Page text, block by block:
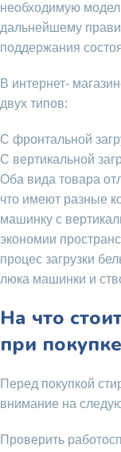
необходимую
дальнейшему
поддержания
В интернет-
двух типов:
С фронтальной
С вертикальной
Оба вида товара
что имеют разные
машинку с
экономии
процес загрузки
люка машинки и
На что
при
Перед покупкой
внимание на
Проверить